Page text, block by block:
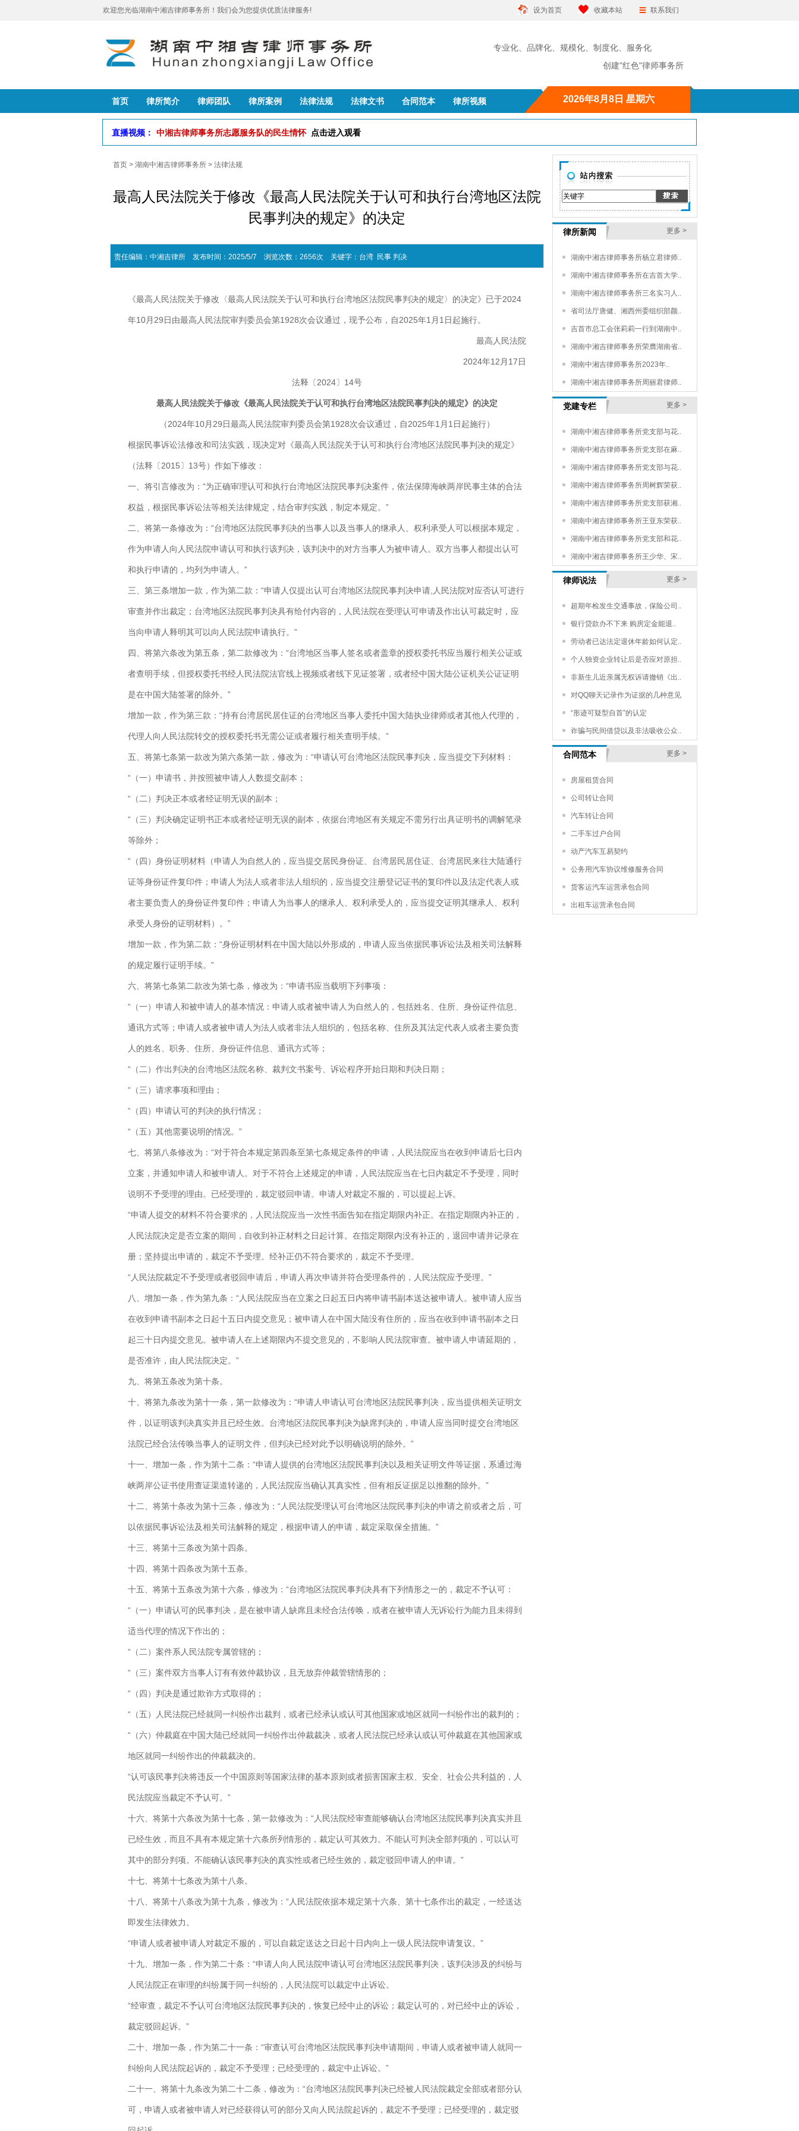
欢迎您光临湖南中湘吉律师事务所！我们会为您提供优质法律服务! 设为首页 收藏本站 联系我们
专业化、品牌化、规模化、制度化、服务化
创建"红色"律师事务所
首页 律所简介 律师团队 律所案例 法律法规 法律文书 合同范本 律所视频 2026年8月8日 星期六
直播视频： 中湘吉律师事务所志愿服务队的民生情怀 点击进入观看
首页 > 湖南中湘吉律师事务所 > 法律法规
最高人民法院关于修改《最高人民法院关于认可和执行台湾地区法院
民事判决的规定》的决定
责任编辑：中湘吉律所 发布时间：2025/5/7 浏览次数：2656次 关键字： 台湾 民事 判决
《最高人民法院关于修改〈最高人民法院关于认可和执行台湾地区法院民事判决的规定〉的决定》已于2024
年10月29日由最高人民法院审判委员会第1928次会议通过，现予公布，自2025年1月1日起施行。
最高人民法院
2024年12月17日
法释〔2024〕14号
最高人民法院关于修改《最高人民法院关于认可和执行台湾地区法院民事判决的规定》的决定
（2024年10月29日最高人民法院审判委员会第1928次会议通过，自2025年1月1日起施行）
根据民事诉讼法修改和司法实践，现决定对《最高人民法院关于认可和执行台湾地区法院民事判决的规定》
（法释〔2015〕13号）作如下修改：
一、将引言修改为：“为正确审理认可和执行台湾地区法院民事判决案件，依法保障海峡两岸民事主体的合法
权益，根据民事诉讼法等相关法律规定，结合审判实践，制定本规定。”
二、将第一条修改为：“台湾地区法院民事判决的当事人以及当事人的继承人、权利承受人可以根据本规定，
作为申请人向人民法院申请认可和执行该判决，该判决中的对方当事人为被申请人。双方当事人都提出认可
和执行申请的，均列为申请人。”
三、第三条增加一款，作为第二款：“申请人仅提出认可台湾地区法院民事判决申请,人民法院对应否认可进行
审查并作出裁定；台湾地区法院民事判决具有给付内容的，人民法院在受理认可申请及作出认可裁定时，应
当向申请人释明其可以向人民法院申请执行。”
四、将第六条改为第五条，第二款修改为：“台湾地区当事人签名或者盖章的授权委托书应当履行相关公证或
者查明手续，但授权委托书经人民法院法官线上视频或者线下见证签署，或者经中国大陆公证机关公证证明
是在中国大陆签署的除外。”
增加一款，作为第三款：“持有台湾居民居住证的台湾地区当事人委托中国大陆执业律师或者其他人代理的，
代理人向人民法院转交的授权委托书无需公证或者履行相关查明手续。”
五、将第七条第一款改为第六条第一款，修改为：“申请认可台湾地区法院民事判决，应当提交下列材料：
“（一）申请书，并按照被申请人人数提交副本；
“（二）判决正本或者经证明无误的副本；
“（三）判决确定证明书正本或者经证明无误的副本，依据台湾地区有关规定不需另行出具证明书的调解笔录
等除外；
“（四）身份证明材料（申请人为自然人的，应当提交居民身份证、台湾居民居住证、台湾居民来往大陆通行
证等身份证件复印件；申请人为法人或者非法人组织的，应当提交注册登记证书的复印件以及法定代表人或
者主要负责人的身份证件复印件；申请人为当事人的继承人、权利承受人的，应当提交证明其继承人、权利
承受人身份的证明材料）。”
增加一款，作为第二款：“身份证明材料在中国大陆以外形成的，申请人应当依据民事诉讼法及相关司法解释
的规定履行证明手续。”
六、将第七条第二款改为第七条，修改为：“申请书应当载明下列事项：
“（一）申请人和被申请人的基本情况：申请人或者被申请人为自然人的，包括姓名、住所、身份证件信息、
通讯方式等；申请人或者被申请人为法人或者非法人组织的，包括名称、住所及其法定代表人或者主要负责
人的姓名、职务、住所、身份证件信息、通讯方式等；
“（二）作出判决的台湾地区法院名称、裁判文书案号、诉讼程序开始日期和判决日期；
“（三）请求事项和理由；
“（四）申请认可的判决的执行情况；
“（五）其他需要说明的情况。”
七、将第八条修改为：“对于符合本规定第四条至第七条规定条件的申请，人民法院应当在收到申请后七日内
立案，并通知申请人和被申请人。对于不符合上述规定的申请，人民法院应当在七日内裁定不予受理，同时
说明不予受理的理由。已经受理的，裁定驳回申请。申请人对裁定不服的，可以提起上诉。
“申请人提交的材料不符合要求的，人民法院应当一次性书面告知在指定期限内补正。在指定期限内补正的，
人民法院决定是否立案的期间，自收到补正材料之日起计算。在指定期限内没有补正的，退回申请并记录在
册；坚持提出申请的，裁定不予受理。经补正仍不符合要求的，裁定不予受理。
“人民法院裁定不予受理或者驳回申请后，申请人再次申请并符合受理条件的，人民法院应予受理。”
八、增加一条，作为第九条：“人民法院应当在立案之日起五日内将申请书副本送达被申请人。被申请人应当
在收到申请书副本之日起十五日内提交意见；被申请人在中国大陆没有住所的，应当在收到申请书副本之日
起三十日内提交意见。被申请人在上述期限内不提交意见的，不影响人民法院审查。被申请人申请延期的，
是否准许，由人民法院决定。”
九、将第五条改为第十条。
十、将第九条改为第十一条，第一款修改为：“申请人申请认可台湾地区法院民事判决，应当提供相关证明文
件，以证明该判决真实并且已经生效。台湾地区法院民事判决为缺席判决的，申请人应当同时提交台湾地区
法院已经合法传唤当事人的证明文件，但判决已经对此予以明确说明的除外。”
十一、增加一条，作为第十二条：“申请人提供的台湾地区法院民事判决以及相关证明文件等证据，系通过海
峡两岸公证书使用查证渠道转递的，人民法院应当确认其真实性，但有相反证据足以推翻的除外。”
十二、将第十条改为第十三条，修改为：“人民法院受理认可台湾地区法院民事判决的申请之前或者之后，可
以依据民事诉讼法及相关司法解释的规定，根据申请人的申请，裁定采取保全措施。”
十三、将第十三条改为第十四条。
十四、将第十四条改为第十五条。
十五、将第十五条改为第十六条，修改为：“台湾地区法院民事判决具有下列情形之一的，裁定不予认可：
“（一）申请认可的民事判决，是在被申请人缺席且未经合法传唤，或者在被申请人无诉讼行为能力且未得到
适当代理的情况下作出的；
“（二）案件系人民法院专属管辖的；
“（三）案件双方当事人订有有效仲裁协议，且无放弃仲裁管辖情形的；
“（四）判决是通过欺诈方式取得的；
“（五）人民法院已经就同一纠纷作出裁判，或者已经承认或认可其他国家或地区就同一纠纷作出的裁判的；
“（六）仲裁庭在中国大陆已经就同一纠纷作出仲裁裁决，或者人民法院已经承认或认可仲裁庭在其他国家或
地区就同一纠纷作出的仲裁裁决的。
“认可该民事判决将违反一个中国原则等国家法律的基本原则或者损害国家主权、安全、社会公共利益的，人
民法院应当裁定不予认可。”
十六、将第十六条改为第十七条，第一款修改为：“人民法院经审查能够确认台湾地区法院民事判决真实并且
已经生效，而且不具有本规定第十六条所列情形的，裁定认可其效力。不能认可判决全部判项的，可以认可
其中的部分判项。不能确认该民事判决的真实性或者已经生效的，裁定驳回申请人的申请。”
十七、将第十七条改为第十八条。
十八、将第十八条改为第十九条，修改为：“人民法院依据本规定第十六条、第十七条作出的裁定，一经送达
即发生法律效力。
“申请人或者被申请人对裁定不服的，可以自裁定送达之日起十日内向上一级人民法院申请复议。”
十九、增加一条，作为第二十条：“申请人向人民法院申请认可台湾地区法院民事判决，该判决涉及的纠纷与
人民法院正在审理的纠纷属于同一纠纷的，人民法院可以裁定中止诉讼。
“经审查，裁定不予认可台湾地区法院民事判决的，恢复已经中止的诉讼；裁定认可的，对已经中止的诉讼，
裁定驳回起诉。”
二十、增加一条，作为第二十一条：“审查认可台湾地区法院民事判决申请期间，申请人或者被申请人就同一
纠纷向人民法院起诉的，裁定不予受理；已经受理的，裁定中止诉讼。”
二十一、将第十九条改为第二十二条，修改为：“台湾地区法院民事判决已经被人民法院裁定全部或者部分认
可，申请人或者被申请人对已经获得认可的部分又向人民法院起诉的，裁定不予受理；已经受理的，裁定驳
律所新闻 更多 >
湖南中湘吉律师事务所杨立君律师..
湖南中湘吉律师事务所在吉首大学..
湖南中湘吉律师事务所三名实习人..
省司法厅唐健、湘西州委组织部颜..
吉首市总工会张莉莉一行到湖南中..
湖南中湘吉律师事务所荣膺湖南省..
湖南中湘吉律师事务所2023年..
湖南中湘吉律师事务所周丽君律师..
党建专栏 更多 >
湖南中湘吉律师事务所党支部与花..
湖南中湘吉律师事务所党支部在麻..
湖南中湘吉律师事务所党支部与花..
湖南中湘吉律师事务所周树辉荣获..
湖南中湘吉律师事务所党支部获湘..
湖南中湘吉律师事务所王亚东荣获..
湖南中湘吉律师事务所党支部和花..
湖南中湘吉律师事务所王少华、宋..
律师说法 更多 >
超期年检发生交通事故，保险公司..
银行贷款办不下来 购房定金能退..
劳动者已达法定退休年龄如何认定..
个人独资企业转让后是否应对原担..
非新生儿近亲属无权诉请撤销《出..
对QQ聊天记录作为证据的几种意见
“形迹可疑型自首”的认定
诈骗与民间借贷以及非法吸收公众..
合同范本 更多 >
房屋租赁合同
公司转让合同
汽车转让合同
二手车过户合同
动产汽车互易契约
公务用汽车协议维修服务合同
货客运汽车运营承包合同
出租车运营承包合同